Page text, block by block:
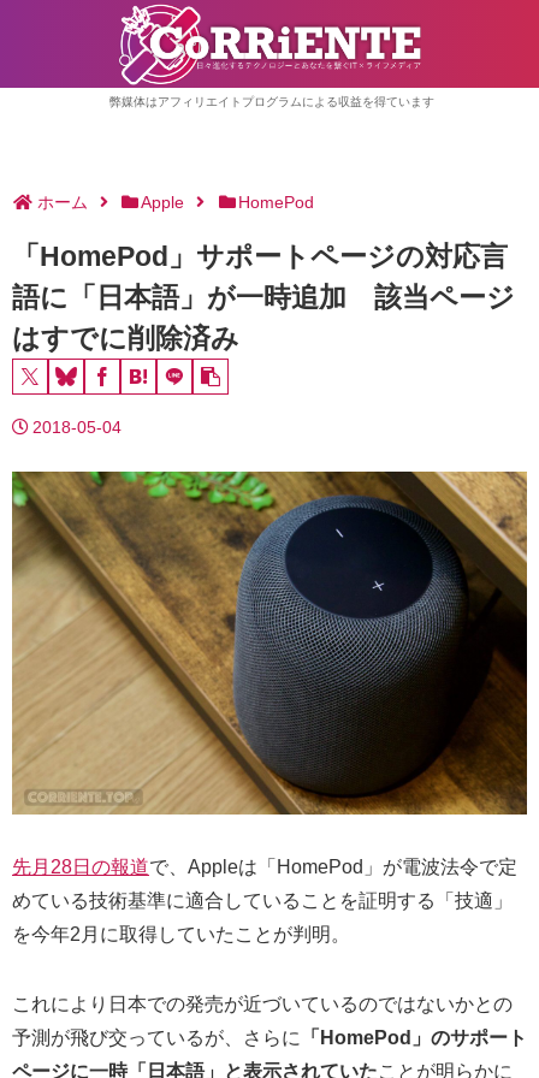
弊媒体はアフィリエイトプログラムによる収益を得ています
ホーム Apple HomePod
「HomePod」サポートページの対応言
語に「日本語」が一時追加 該当ページ
はすでに削除済み
2018-05-04
先月28日の報道で、Appleは「HomePod」が電波法令で定
めている技術基準に適合していることを証明する「技適」
を今年2月に取得していたことが判明。
これにより日本での発売が近づいているのではないかとの
予測が飛び交っているが、さらに
「HomePod」のサポート
ページに一時「日本語」と表示されていたことが明らかに